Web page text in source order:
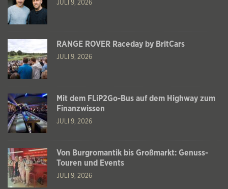
JULI 9, 2026
RANGE ROVER Raceday by BritCars
JULI 9, 2026
Mit dem FLiP2Go-Bus auf dem Highway zum
Finanzwissen
JULI 9, 2026
Von Burgromantik bis Großmarkt: Genuss-
Touren und Events
JULI 9, 2026